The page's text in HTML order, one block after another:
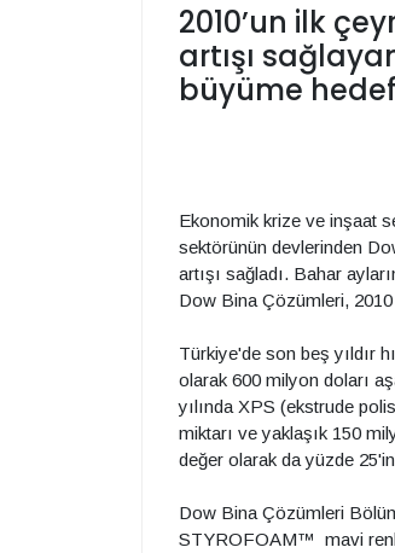
2010’un ilk
artışı
büyüme
Ekonomik krize ve inşaat
sektörünün devlerinden
artışı sağladı. Bahar
Dow Bina Çözümleri,
Türkiye'de son beş yıldır
olarak 600 milyon doları
yılında XPS (ekstrude
miktarı ve yaklaşık 150
değer olarak da yüzde
Dow Bina Çözümleri
STYROFOAM™ mavi